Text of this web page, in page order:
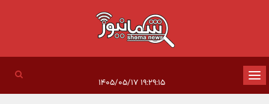
تغییر
وضعیت